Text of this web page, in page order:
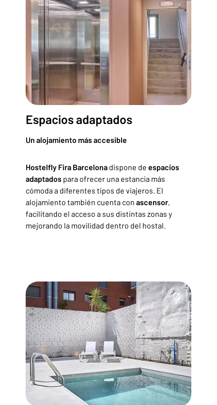
Espacios adaptados
Un alojamiento más accesible
Hostelfly Fira Barcelona dispone de espacios
adaptados para ofrecer una estancia más
cómoda a diferentes tipos de viajeros. El
alojamiento también cuenta con ascensor,
facilitando el acceso a sus distintas zonas y
mejorando la movilidad dentro del hostal.